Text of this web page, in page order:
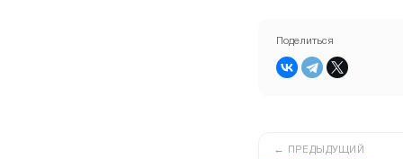
Поделиться
← ПРЕДЫДУЩИЙ